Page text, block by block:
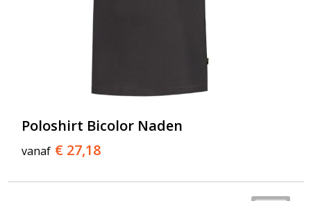
Poloshirt Bicolor Naden
vanaf € 27,18